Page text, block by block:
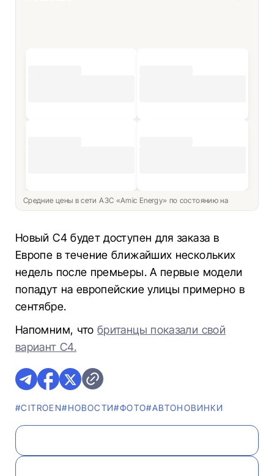
Средние цены в сети АЗС «Amic Energy» по состоянию на
Новый C4 будет доступен для заказа в
Европе в течение ближайших нескольких
недель после премьеры. А первые модели
попадут на европейские улицы примерно в
сентябре.
Напомним, чтобританцы показали свой
вариант С4.
#CITROEN#НОВОСТИ#ФОТО#AВТОНОВИНКИ